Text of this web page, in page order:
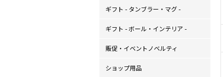
ギフト - タンブラー・マグ -
ギフト - ボール・インテリア -
販促・イベントノベルティ
ショップ用品